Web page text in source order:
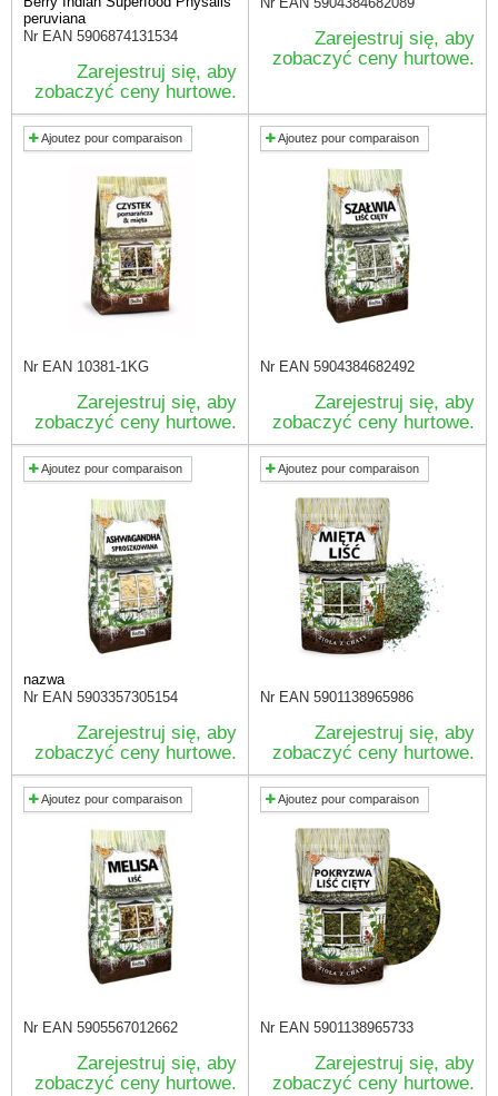
peruviana
Nr EAN 5906874131534
Zarejestruj się, aby
zobaczyć ceny hurtowe.
Zarejestruj się, aby
zobaczyć ceny hurtowe.
Ajoutez pour comparaison
Nr EAN 10381-1KG
Zarejestruj się, aby
zobaczyć ceny hurtowe.
Ajoutez pour comparaison
Nr EAN 5904384682492
Zarejestruj się, aby
zobaczyć ceny hurtowe.
Ajoutez pour comparaison
nazwa
Nr EAN 5903357305154
Zarejestruj się, aby
zobaczyć ceny hurtowe.
Ajoutez pour comparaison
Nr EAN 5901138965986
Zarejestruj się, aby
zobaczyć ceny hurtowe.
Ajoutez pour comparaison
Nr EAN 5905567012662
Zarejestruj się, aby
zobaczyć ceny hurtowe.
Ajoutez pour comparaison
Nr EAN 5901138965733
Zarejestruj się, aby
zobaczyć ceny hurtowe.